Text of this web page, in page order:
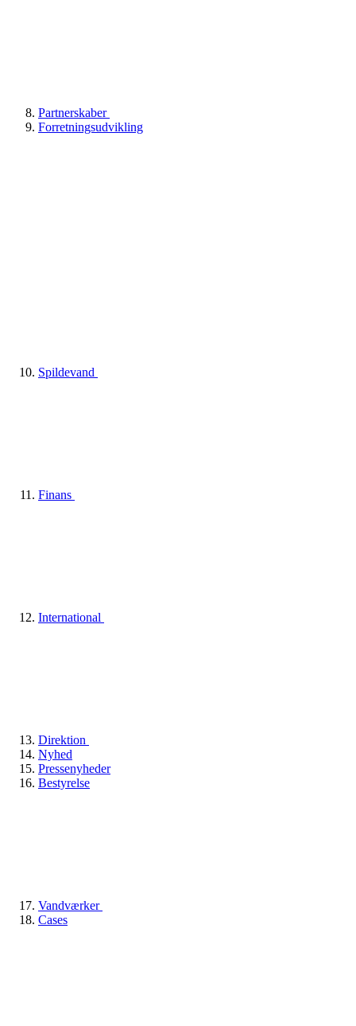
Partnerskaber
Forretningsudvikling
Spildevand
Finans
International
Direktion
Nyhed
Pressenyheder
Bestyrelse
Vandværker
Cases